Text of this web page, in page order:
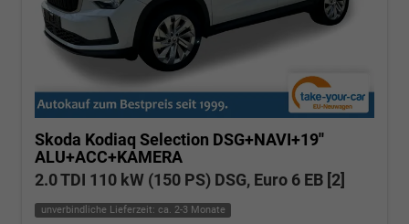
Skoda Kodiaq Selection DSG+NAVI+19''
ALU+ACC+KAMERA
2.0 TDI 110 kW (150 PS) DSG, Euro 6 EB [2]
unverbindliche Lieferzeit: ca. 2-3 Monate